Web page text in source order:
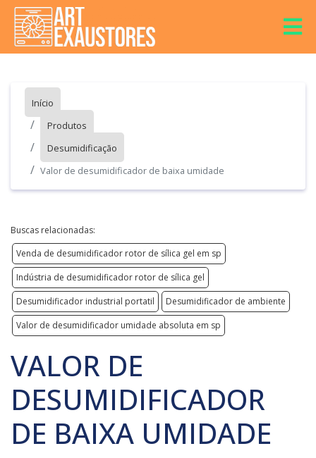
Início
Produtos
Desumidificação
Valor de desumidificador de baixa umidade
Buscas relacionadas:
Venda de desumidificador rotor de sílica gel em sp
Indústria de desumidificador rotor de sílica gel
Desumidificador industrial portatil
Desumidificador de ambiente
Valor de desumidificador umidade absoluta em sp
VALOR DE
DESUMIDIFICADOR
DE BAIXA UMIDADE